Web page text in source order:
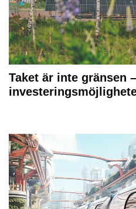
Taket är inte gränsen